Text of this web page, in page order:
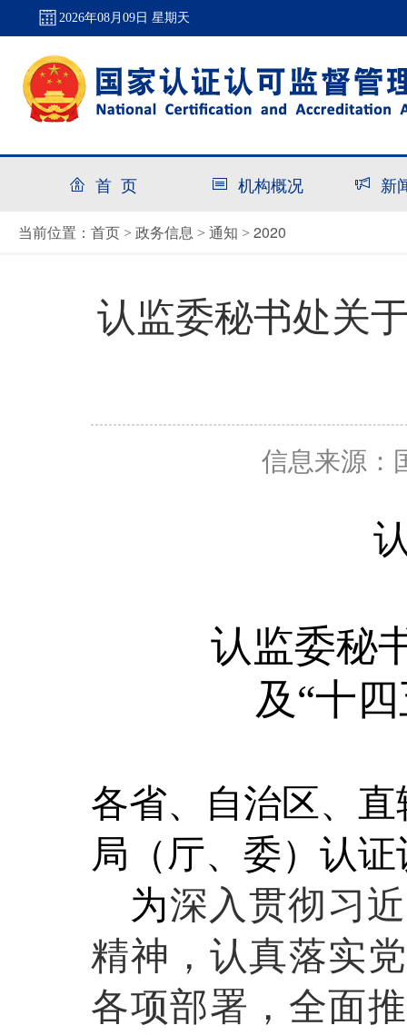
2026年08月09日 星期天
首 页 机构概况 新
当前位置： 首页 > 政务信息 > 通知 > 2020
认监委秘书处关
信息来源：
认监委秘
及 “十
各省、自治区、
局（厅、委）认
为深入贯彻习
精神，认真落实
各项部署，全面